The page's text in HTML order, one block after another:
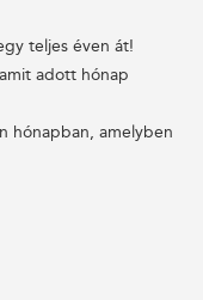
teljes éven át!
adott hónap
hónapban, amelyben